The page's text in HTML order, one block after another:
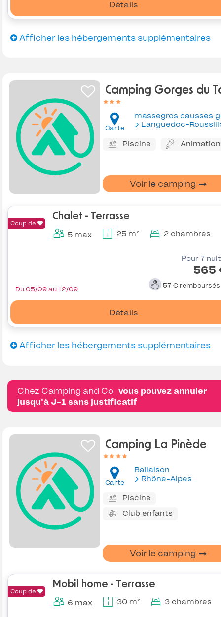
Détails
Afficher les hébergements supplémentaires
Camping Gorges du
Carte Languedoc-
Piscine
Voir le camping
Coup de
Chalet - Terrasse
5 max 25 m² 2 chambres
Pour 7
565
57 € remboursés
Détails
Du 05/09 au 12/09
Afficher les hébergements supplémentaires
Chez Camping and Co vous pouvez annuler
jusqu'à J-1 sans justificatif
Camping La Pinède
Carte
Ballaison
Rhône-Alpes
Piscine
Club enfants
Voir le camping
Coup de
Mobil home - Terrasse
6 max 30 m² 3 chambres